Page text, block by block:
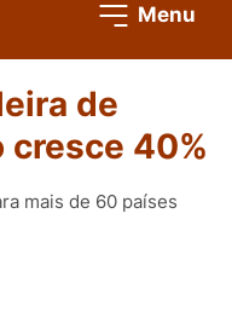
Menu
de
40%
mais de 60 países